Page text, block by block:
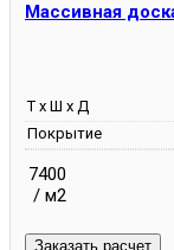
Массивная
Т х Ш х Д
Покрытие
7400
/ м2